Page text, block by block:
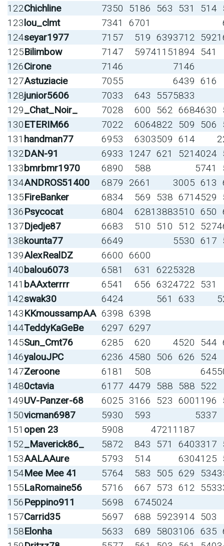
122Chichline 7350 5186 563 531 514
123lou_clmt 7341 6701
124seyar1977 7157 519 6393712 592
125Bilimbow 7147 59741151894 541
126Cirone 7146
7146
127Astuziacie 7055 6439 616
128junior5606 7033 643 5575833
129_Chat_Noir_ 7028 600 562 6684630
130ETERIM66 7022 6064822 509 506
131 handman77 6953 6303509 614
132DAN-91 6933 1247 621 521 4024
133bmrbmr1970 6890 588 5741
134ANDROS51400 6879 2661 3005 613
135FireBanker 6834 569 538 671 4529
136Psycocat 6804 62813883510 650
137Djedje87 6683 510 510 512 527
138kounta77 6649 5530 617
139AlexRealDZ 6600 6600
140balou6073 6581 631 6225328
141 bAAxterrrr 6541 656 6324722 531
142swak30 6424 561 633
143KKmoussampAA 6398 6398
144TeddyKaGeBe 6297 6297
145Sun_Cmt76 6285 620 4520 544
146yalouJPC 6236 4580 506 626
524
147Zeroone 6181 508 645
1480ctavia 6177 4479 588 588 522
149UV-Panzer-68 6025 3166 523 6001196
150vicman6987 5930 593
5337
151 open 23 5908 4721 1187
152_Maverick86_ 5872 843 571 6403317
153AALAAure 5793 514 6304125
154Mee Mee 41 5764 583 505 629 534
155LaRomaine56 5716 667 573 612 553
156Peppino911 5698 6745024
157Carrid35 5697 688 5923914 503
158Elonha 5633 689 5803106 635